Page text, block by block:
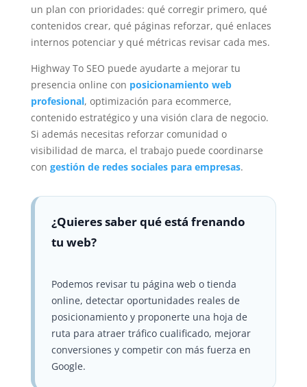
un plan con prioridades: qué corregir primero, qué
contenidos crear, qué páginas reforzar, qué enlaces
internos potenciar y qué métricas revisar cada mes.
Highway To SEO puede ayudarte a mejorar tu
presencia online con posicionamiento web
profesional, optimización para ecommerce,
contenido estratégico y una visión clara de negocio.
Si además necesitas reforzar comunidad o
visibilidad de marca, el trabajo puede coordinarse
con gestión de redes sociales para empresas.
¿Quieres saber qué está frenando
tu web?
Podemos revisar tu página web o tienda
online, detectar oportunidades reales de
posicionamiento y proponerte una hoja de
ruta para atraer tráfico cualificado, mejorar
conversiones y competir con más fuerza en
Google.